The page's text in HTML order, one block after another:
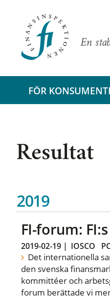
En
FÖR
Resultat
2019
FI-forum:
2019-02-19| IOSCO
Det internationella
den svenska
kommittéer och
forum berättade vi